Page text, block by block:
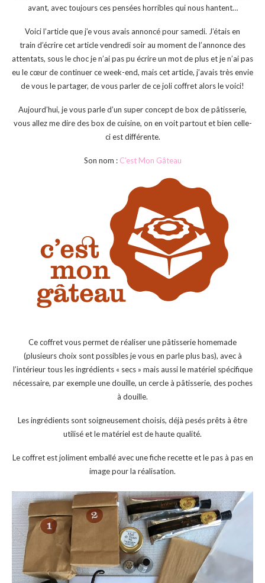
avant, avec toujours ces pensées horribles qui nous hantent…
Voici l’article que j’e vous avais annoncé pour samedi. J’étais en
train d’écrire cet article vendredi soir au moment de l’annonce des
attentats, sous le choc je n’ai pas pu écrire un mot de plus et je n’ai pas
eu le cœur de continuer ce week-end, mais cet article, j’avais très envie
de vous le partager, de vous parler de ce joli coffret alors le voici!
Aujourd’hui, je vous parle d’un super concept de box de pâtisserie,
vous allez me dire des box de cuisine, on en voit partout et bien celle-
ci est différente.
Son nom : C’est Mon Gâteau
Ce coffret vous permet de réaliser une pâtisserie homemade
(plusieurs choix sont possibles je vous en parle plus bas), avec à
l’intérieur tous les ingrédients « secs » mais aussi le matériel spécifique
nécessaire, par exemple une douille, un cercle à pâtisserie, des poches
à douille.
Les ingrédients sont soigneusement choisis, déjà pesés prêts à être
utilisé et le matériel est de haute qualité.
Le coffret est joliment emballé avec une fiche recette et le pas à pas en
image pour la réalisation.